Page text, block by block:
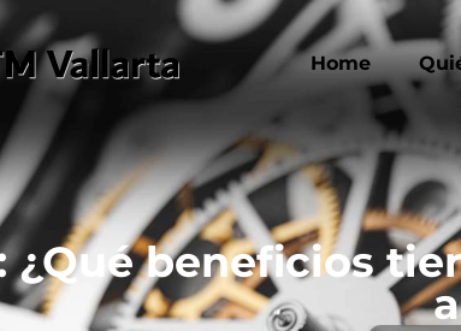
Home
¿Qué beneficios